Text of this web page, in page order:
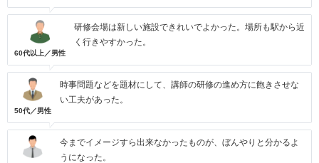
60代以上／男性
研修会場は新しい施設できれいでよかった。場所も駅から近
く行きやすかった。
50代／男性
時事問題などを題材にして、講師の研修の進め方に飽きさせな
い工夫があった。
今までイメージすら出来なかったものが、ぼんやりと分かるよ
うになった。